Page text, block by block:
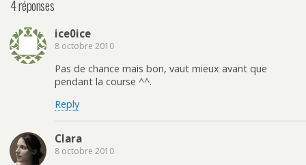
4 réponses
ice0ice
8 octobre 2010
Pas de chance mais bon, vaut mieux avant que
pendant la course ^^.
Reply
Clara
8 octobre 2010